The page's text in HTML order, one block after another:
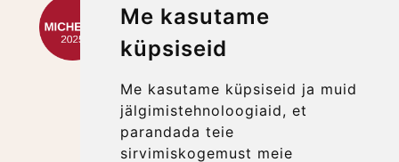
Me kasutame
küpsiseid
Me kasutame küpsiseid ja muid
jälgimistehnoloogiaid, et
parandada teie
sirvimiskogemust meie